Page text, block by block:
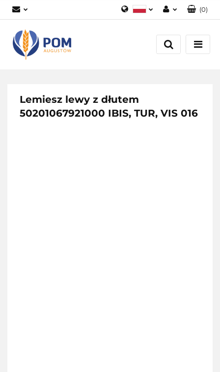
Zaloguj się
Załóż konto
(0)
Lemiesz lewy z dłutem
50201067921000 IBIS, TUR, VIS 016